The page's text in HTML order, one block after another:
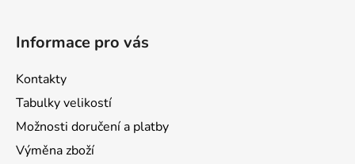
Informace pro vás
Kontakty
Tabulky velikostí
Možnosti doručení a platby
Výměna zboží